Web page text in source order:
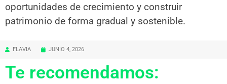
oportunidades de crecimiento y construir
patrimonio de forma gradual y sostenible.
FLAVIA JUNIO 4, 2026
Te recomendamos: